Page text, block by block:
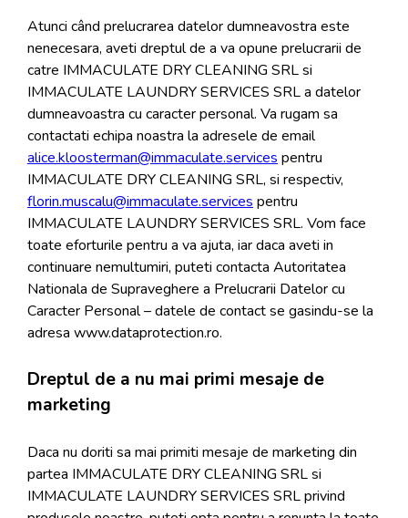
Atunci când prelucrarea datelor dumneavostra este
nenecesara, aveti dreptul de a va opune prelucrarii de
catre IMMACULATE DRY CLEANING SRL si
IMMACULATE LAUNDRY SERVICES SRL a datelor
dumneavoastra cu caracter personal. Va rugam sa
contactati echipa noastra la adresele de email
alice.kloosterman@immaculate.services pentru
IMMACULATE DRY CLEANING SRL, si respectiv,
florin.muscalu@immaculate.services pentru
IMMACULATE LAUNDRY SERVICES SRL. Vom face
toate eforturile pentru a va ajuta, iar daca aveti in
continuare nemultumiri, puteti contacta Autoritatea
Nationala de Supraveghere a Prelucrarii Datelor cu
Caracter Personal – datele de contact se gasindu-se la
adresa www.dataprotection.ro.
Dreptul de a nu mai primi mesaje de
marketing
Daca nu doriti sa mai primiti mesaje de marketing din
partea IMMACULATE DRY CLEANING SRL si
IMMACULATE LAUNDRY SERVICES SRL privind